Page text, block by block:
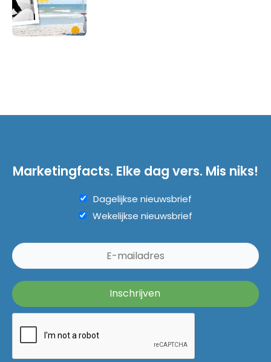
Marketingfacts. Elke dag vers. Mis niks!
Dagelijkse nieuwsbrief
Wekelijkse nieuwsbrief